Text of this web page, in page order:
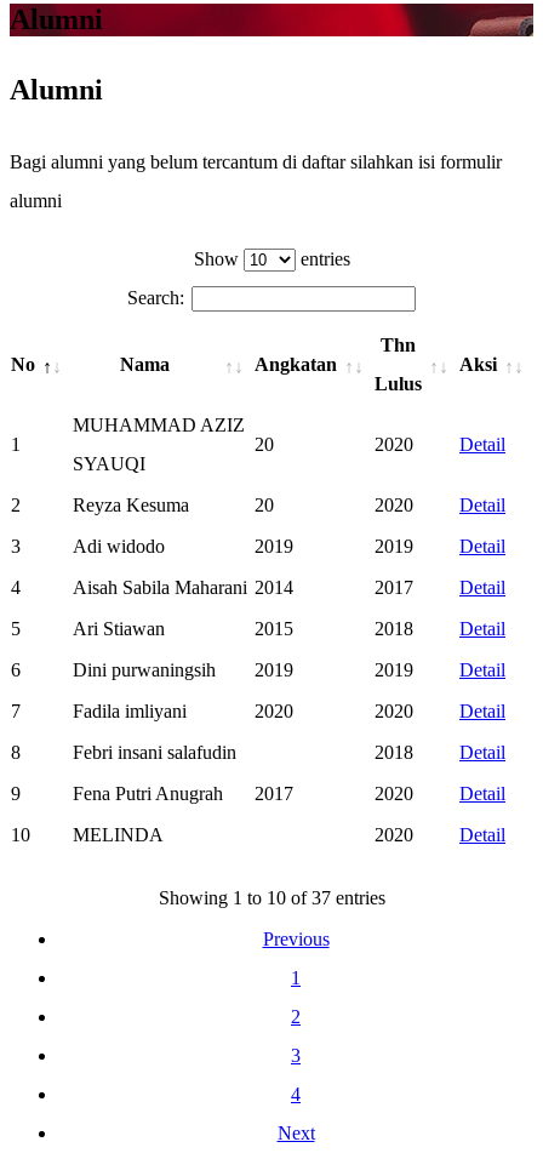
Alumni
Alumni
Bagi alumni yang belum tercantum di daftar silahkan isi formulir
alumni
Show
entries
Search:
No Nama Angkatan
Thn
Lulus
Aksi
1
MUHAMMAD AZIZ
SYAUQI
20 2020 Detail
2 Reyza Kesuma 20 2020
Detail
3
Adi widodo 2019 2019
Detail
4
Aisah Sabila Maharani 2014 2017
Detail
5
Ari Stiawan 2015 2018
Detail
6
Dini purwaningsih 2019 2019
Detail
7
Fadila imliyani 2020 2020
Detail
8
Febri insani salafudin 2018
Detail
9
Fena Putri Anugrah 2017 2020
Detail
10
MELINDA 2020 Detail
Showing 1 to 10 of 37 entries
Previous
1
2
3
4
Next